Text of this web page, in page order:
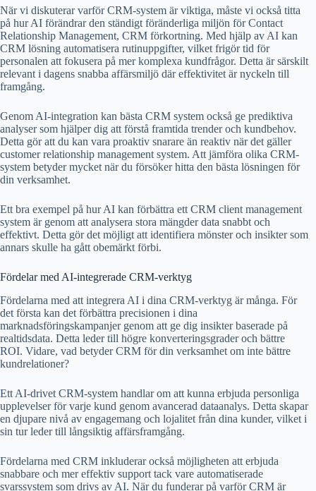
När vi diskuterar varför CRM-system är viktiga, måste vi också titta
på hur AI förändrar den ständigt föränderliga miljön för Contact
Relationship Management, CRM förkortning. Med hjälp av AI kan
CRM lösning automatisera rutinuppgifter, vilket frigör tid för
personalen att fokusera på mer komplexa kundfrågor. Detta är särskilt
relevant i dagens snabba affärsmiljö där effektivitet är nyckeln till
framgång.
Genom AI-integration kan bästa CRM system också ge prediktiva
analyser som hjälper dig att förstå framtida trender och kundbehov.
Detta gör att du kan vara proaktiv snarare än reaktiv när det gäller
customer relationship management system. Att jämföra olika CRM-
system betyder mycket när du försöker hitta den bästa lösningen för
din verksamhet.
Ett bra exempel på hur AI kan förbättra ett CRM client management
system är genom att analysera stora mängder data snabbt och
effektivt. Detta gör det möjligt att identifiera mönster och insikter som
annars skulle ha gått obemärkt förbi.
Fördelar med AI-integrerade CRM-verktyg
Fördelarna med att integrera AI i dina CRM-verktyg är många. För
det första kan det förbättra precisionen i dina
marknadsföringskampanjer genom att ge dig insikter baserade på
realtidsdata. Detta leder till högre konverteringsgrader och bättre
ROI. Vidare, vad betyder CRM för din verksamhet om inte bättre
kundrelationer?
Ett AI-drivet CRM-system handlar om att kunna erbjuda personliga
upplevelser för varje kund genom avancerad dataanalys. Detta skapar
en djupare nivå av engagemang och lojalitet från dina kunder, vilket i
sin tur leder till långsiktig affärsframgång.
Fördelarna med CRM inkluderar också möjligheten att erbjuda
snabbare och mer effektiv support tack vare automatiserade
svarssystem som drivs av AI. När du funderar på varför CRM är